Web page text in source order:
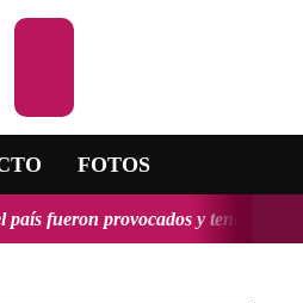
FOTOS
y tendrían, en algunos